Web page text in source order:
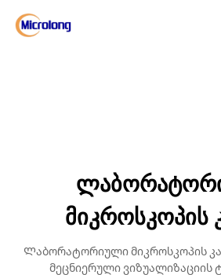
მიკროსკოპის
Ლაბორატორიული მიკროსკოპის
მეცნიერული ვიზუალიზაციის